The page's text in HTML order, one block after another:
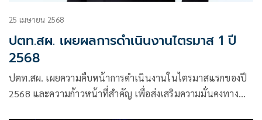
25 เมษายน 2568
ปตท.สผ. เผยผลการดำเนินงานไตรมาส 1 ปี
2568
ปตท.สผ. เผยความคืบหน้าการดำเนินงานในไตรมาสแรกของปี
2568 และความก้าวหน้าที่สำคัญ เพื่อส่งเสริมความมั่นคงทาง